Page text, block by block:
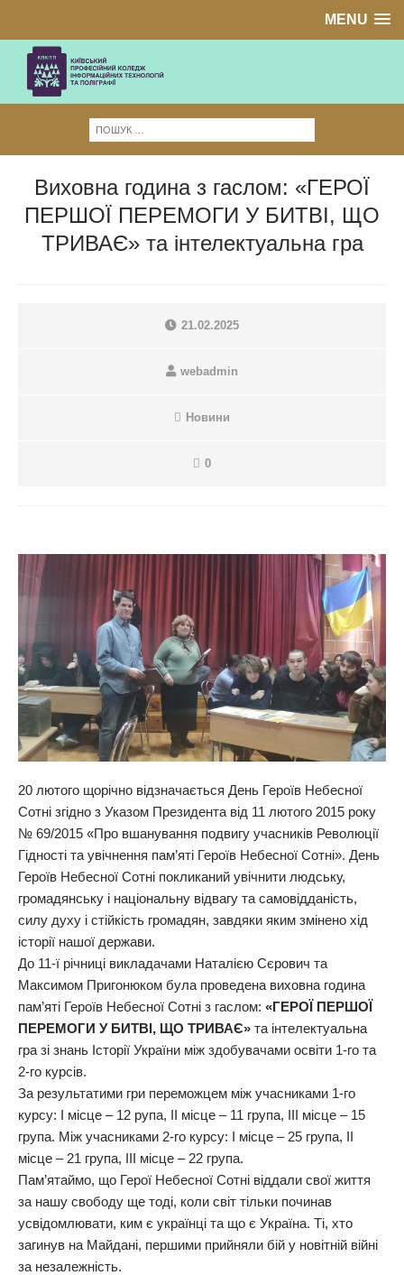
MENU
Виховна година з гаслом: «ГЕРОЇ
ПЕРШОЇ ПЕРЕМОГИ У БИТВІ, ЩО
ТРИВАЄ» та інтелектуальна гра
21.02.2025
webadmin
Новини
0
20 лютого щорічно відзначається День Героїв Небесної
Сотні згідно з Указом Президента від 11 лютого 2015 року
№ 69/2015 «Про вшанування подвигу учасників Революції
Гідності та увічнення пам’яті Героїв Небесної Сотні». День
Героїв Небесної Сотні покликаний увічнити людську,
громадянську і національну відвагу та самовідданість,
силу духу і стійкість громадян, завдяки яким змінено хід
історії нашої держави.
До 11-ї річниці викладачами Наталією Сєрович та
Максимом Пригонюком була проведена виховна година
пам’яті Героїв Небесної Сотні з гаслом: «ГЕРОЇ ПЕРШОЇ
ПЕРЕМОГИ У БИТВІ, ЩО ТРИВАЄ» та інтелектуальна
гра зі знань Історії України між здобувачами освіти 1-го та
2-го курсів.
За результатими гри переможцем між учасниками 1-го
курсу: І місце – 12 рупа, ІІ місце – 11 група, ІІІ місце – 15
група. Між учасниками 2-го курсу: І місце – 25 група, ІІ
місце – 21 група, ІІІ місце – 22 група.
Пам’ятаймо, що Герої Небесної Сотні віддали свої життя
за нашу свободу ще тоді, коли світ тільки починав
усвідомлювати, ким є українці та що є Україна. Ті, хто
загинув на Майдані, першими прийняли бій у новітній війні
за незалежність.